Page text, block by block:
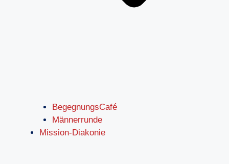
BegegnungsCafé
Männerrunde
Mission-Diakonie